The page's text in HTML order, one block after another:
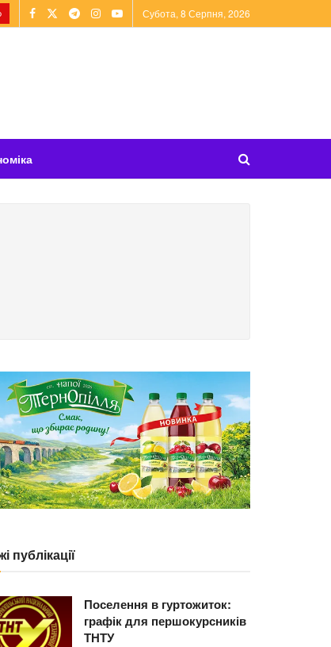
Субота, 8 Серпня, 2026
публікації
Поселення в гуртожиток:
графік для першокурсників
ТНТУ